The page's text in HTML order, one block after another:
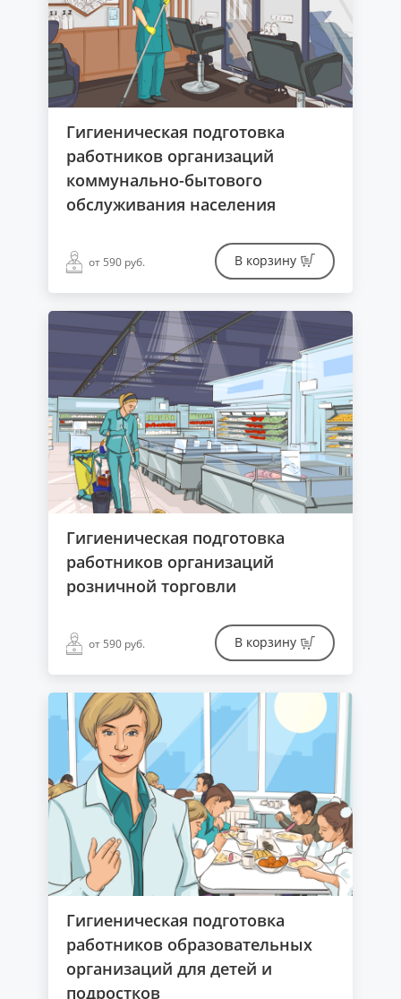
Гигиеническая подготовка
работников организаций
коммунально-бытового
обслуживания населения
от 590 руб. В корзину
Гигиеническая подготовка
работников организаций
розничной торговли
от 590 руб. В корзину
Гигиеническая подготовка
работников образовательных
организаций для детей и
подростков